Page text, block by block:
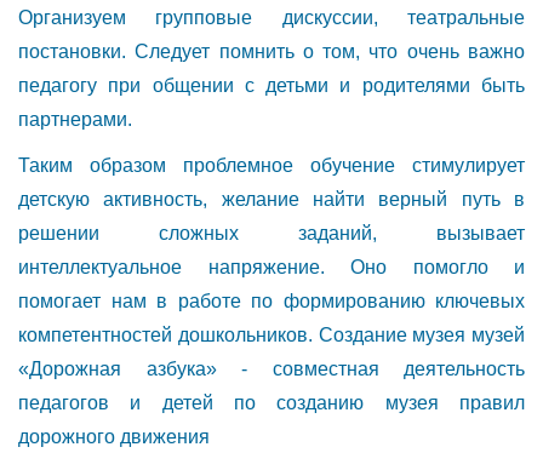
Организуем групповые дискуссии, театральные
постановки. Следует помнить о том, что очень важно
педагогу при общении с детьми и родителями быть
партнерами.
Таким образом проблемное обучение стимулирует
детскую активность, желание найти верный путь в
решении сложных заданий, вызывает
интеллектуальное напряжение. Оно помогло и
помогает нам в работе по формированию ключевых
компетентностей дошкольников. Создание музея музей
«Дорожная азбука» - совместная деятельность
педагогов и детей по созданию музея правил
дорожного движения